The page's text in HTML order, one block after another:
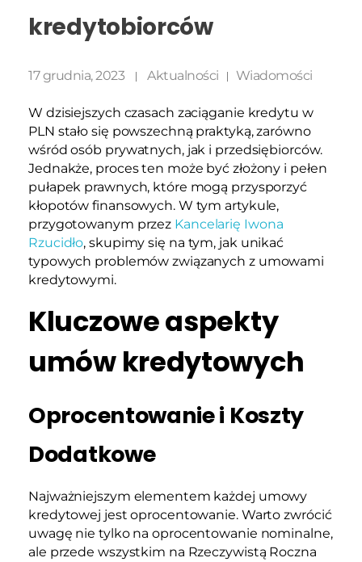
kredytobiorców
17 grudnia, 2023 Aktualności Wiadomości
W dzisiejszych czasach zaciąganie kredytu w
PLN stało się powszechną praktyką, zarówno
wśród osób prywatnych, jak i przedsiębiorców.
Jednakże, proces ten może być złożony i pełen
pułapek prawnych, które mogą przysporzyć
kłopotów finansowych. W tym artykule,
przygotowanym przez Kancelarię Iwona
Rzucidło, skupimy się na tym, jak unikać
typowych problemów związanych z umowami
kredytowymi.
Kluczowe aspekty
umów kredytowych
Oprocentowanie i Koszty
Dodatkowe
Najważniejszym elementem każdej umowy
kredytowej jest oprocentowanie. Warto zwrócić
uwagę nie tylko na oprocentowanie nominalne,
ale przede wszystkim na Rzeczywistą Roczna